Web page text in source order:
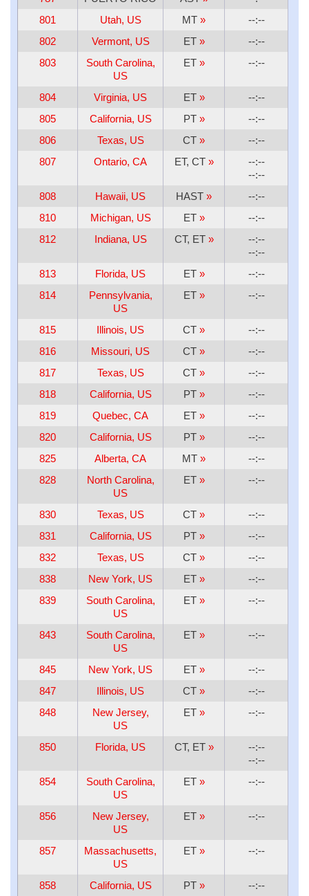
801
Utah, US MT »
--:--
802
Vermont, US ET »
--:--
803
South Carolina,
US
ET » --:--
804 Virginia, US ET »
--:--
805
California, US PT »
--:--
806
Texas, US CT »
--:--
807
Ontario, CA ET, CT »
--:--
--:--
808
Hawaii, US HAST »
--:--
810
Michigan, US ET »
--:--
812
Indiana, US CT, ET »
--:--
--:--
813
Florida, US ET »
--:--
814
Pennsylvania,
US
ET » --:--
815 Illinois, US CT »
--:--
816
Missouri, US CT »
--:--
817
Texas, US CT »
--:--
818
California, US PT »
--:--
819
Quebec, CA ET »
--:--
820
California, US PT »
--:--
825
Alberta, CA MT »
--:--
828
North Carolina,
US
ET » --:--
830 Texas, US CT »
--:--
831
California, US PT »
--:--
832
Texas, US CT »
--:--
838
New York, US ET »
--:--
839
South Carolina,
US
ET » --:--
843
South Carolina,
US
ET » --:--
845 New York, US ET »
--:--
847
Illinois, US CT »
--:--
848
New Jersey,
US
ET » --:--
850 Florida, US CT, ET »
--:--
--:--
854
South Carolina,
US
ET » --:--
856
New Jersey,
US
ET » --:--
857
Massachusetts,
US
ET » --:--
858 California, US PT »
--:--